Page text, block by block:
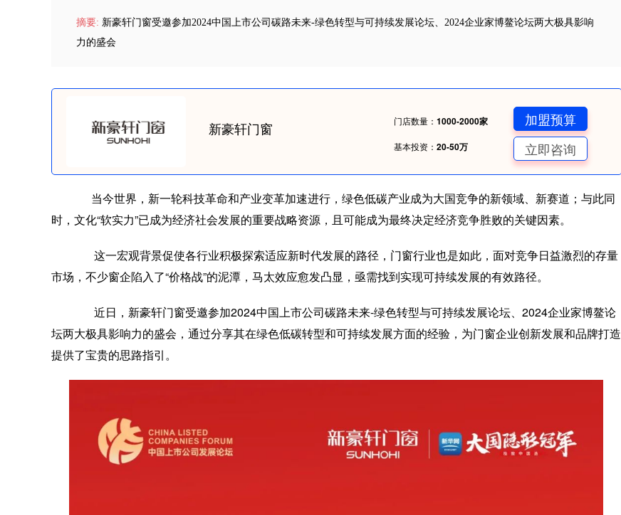
摘要: 新豪轩门窗受邀参加2024中国上市公司碳路未来-绿色转型与可持续发展论坛、2024企业家博鳌论坛两大极具影响
力的盛会
新豪轩门窗 门店数量： 1000-2000家
基本投资： 20-50万
加盟预算
立即咨询
当今世界，新一轮科技革命和产业变革加速进行，绿色低碳产业成为大国竞争的新领域、新赛道；与此同
时，文化“软实力”已成为经济社会发展的重要战略资源，且可能成为最终决定经济竞争胜败的关键因素。
这一宏观背景促使各行业积极探索适应新时代发展的路径，门窗行业也是如此，面对竞争日益激烈的存量
市场，不少窗企陷入了“价格战”的泥潭，马太效应愈发凸显，亟需找到实现可持续发展的有效路径。
近日，新豪轩门窗受邀参加2024中国上市公司碳路未来-绿色转型与可持续发展论坛、2024企业家博鳌论
坛两大极具影响力的盛会，通过分享其在绿色低碳转型和可持续发展方面的经验，为门窗企业创新发展和品牌打造
提供了宝贵的思路指引。